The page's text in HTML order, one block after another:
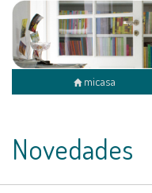
micasa
Novedades